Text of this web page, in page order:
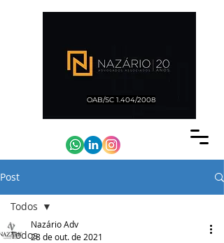
OAB/SC 1.404/2008
Post
Todos
Todos
Nazário Adv
28 de out. de 2021